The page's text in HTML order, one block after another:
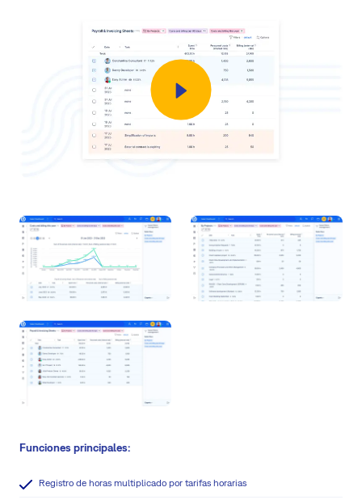
Funciones principales:
Registro de horas multiplicado por tarifas horarias